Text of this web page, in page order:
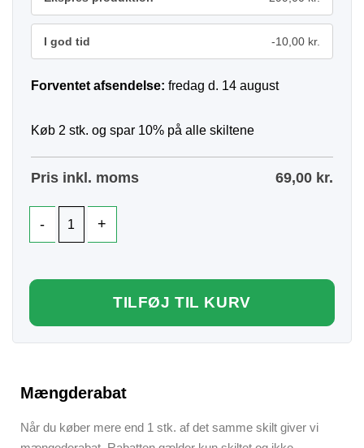
I god tid -10,00 kr.
Forventet afsendelse: fredag d. 14 august
Køb 2 stk. og spar 10% på alle skiltene
Pris inkl. moms 69,00 kr.
TILFØJ TIL KURV
Mængderabat
Når du køber mere end 1 stk. af det samme skilt giver vi